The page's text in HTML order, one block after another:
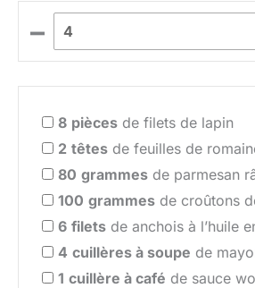
–
8 pièces de filets de lapin
2 têtes de feuilles de
80 grammes de parmesan
100 grammes de croûtons
6 filets de anchois à l’huile
4 cuillères à soupe de
1 cuillère à café de sauce